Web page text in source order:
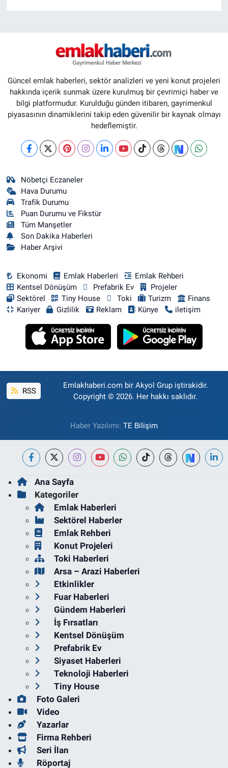
Güncel emlak haberleri, sektör analizleri ve yeni konut projeleri
hakkında içerik sunmak üzere kurulmuş bir çevrimiçi haber ve
bilgi platformudur. Kurulduğu günden itibaren, gayrimenkul
piyasasının dinamiklerini takip eden güvenilir bir kaynak olmayı
hedeflemiştir.
Nöbetçi Eczaneler
Hava Durumu
Trafik Durumu
Puan Durumu ve Fikstür
Tüm Manşetler
Son Dakika Haberleri
Haber Arşivi
Ekonomi Emlak Haberleri
Emlak Rehberi
Kentsel Dönüşüm
Prefabrik Ev
Projeler
Sektörel
Tiny House Toki Turizm
Finans
Kariyer
Gizlilik Reklam Künye iletişim
RSS
Emlakhaberi.com bir Akyol Grup iştirakidir.
Copyright © 2026. Her hakkı saklıdır.
Haber Yazılımı: TE Bilişim
Ana Sayfa
Kategoriler
Emlak Haberleri
Sektörel Haberler
Emlak Rehberi
Konut Projeleri
Toki Haberleri
Arsa – Arazi Haberleri
Etkinlikler
Fuar Haberleri
Gündem Haberleri
İş Fırsatları
Kentsel Dönüşüm
Prefabrik Ev
Siyaset Haberleri
Teknoloji Haberleri
Tiny House
Foto Galeri
Video
Yazarlar
Firma Rehberi
Seri İlan
Röportaj